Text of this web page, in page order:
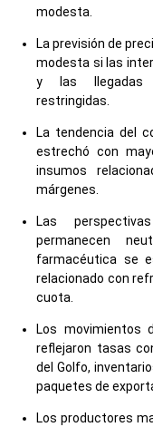
modesta.
La previsión de
modesta si las
y las llegadas
restringidas.
La tendencia del
estrechó con
insumos
márgenes.
Las
permanecen
farmacéutica se
relacionado con
cuota.
Los movimientos
reflejaron tasas
del Golfo,
paquetes de
Los productores